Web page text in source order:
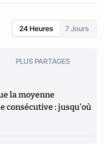
24 Heures 7 Jours
PLUS PARTAGES
la moyenne
consécutive : jusqu'où